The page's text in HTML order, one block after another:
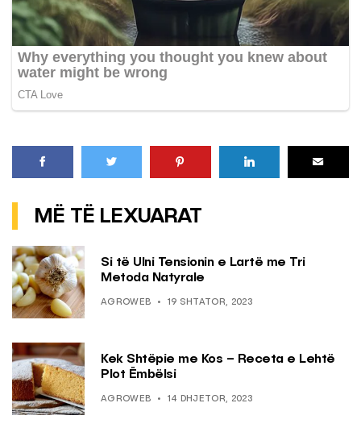
MË TË LEXUARAT
Si të Ulni Tensionin e Lartë me Tri
Metoda Natyrale
AGROWEB 19 SHTATOR, 2023
Kek Shtëpie me Kos – Receta e Lehtë
Plot Ëmbëlsi
AGROWEB 14 DHJETOR, 2023